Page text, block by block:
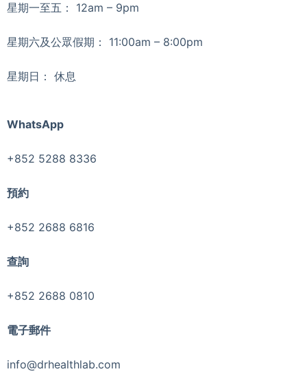
星期一至五： 12am – 9pm
星期六及公眾假期： 11:00am – 8:00pm
星期日： 休息
WhatsApp
+852 5288 8336
預約
+852 2688 6816
查詢
+852 2688 0810
電子郵件
info@drhealthlab.com